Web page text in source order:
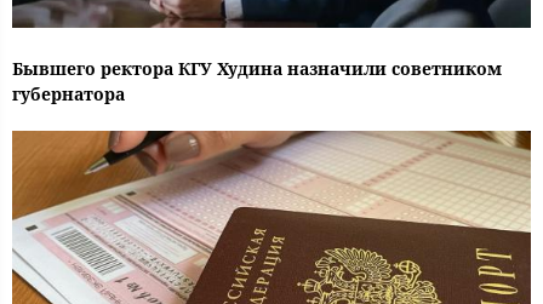
Бывшего ректора КГУ Худина назначили советником
губернатора